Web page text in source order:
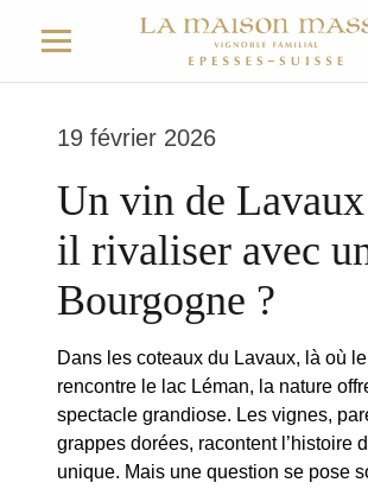
19 février 2026
Un vin de
il rivaliser avec
Bourgogne ?
Dans les coteaux du Lavaux, là où le
rencontre le lac Léman, la nature
spectacle grandiose. Les vignes,
grappes dorées, racontent l’histoire
unique. Mais une question se pose